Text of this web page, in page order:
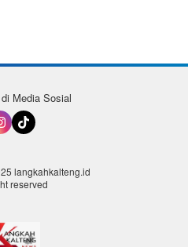
Media Sosial
langkahkalteng.id
reserved